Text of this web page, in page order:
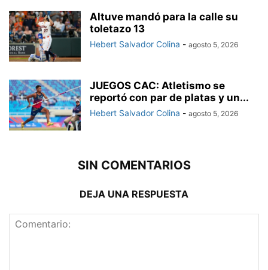
Altuve mandó para la calle su
toletazo 13
Hebert Salvador Colina - agosto 5, 2026
JUEGOS CAC: Atletismo se
reportó con par de platas y un...
Hebert Salvador Colina - agosto 5, 2026
SIN COMENTARIOS
DEJA UNA RESPUESTA